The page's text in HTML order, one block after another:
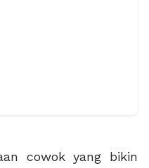
cowok yang bikin